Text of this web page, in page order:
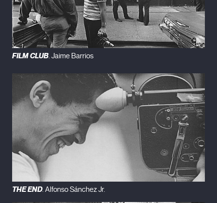
FILM CLUB . Jaime Barrios
THE END. Alfonso Sánchez Jr.